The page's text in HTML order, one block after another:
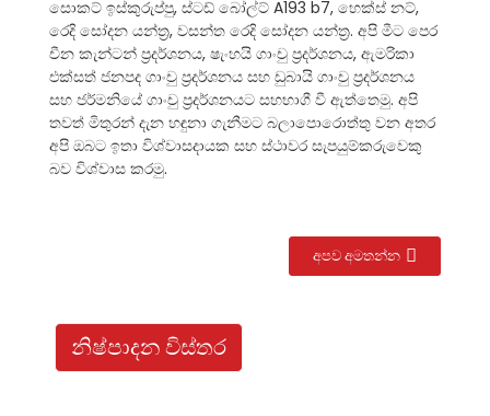
සොකට් ඉස්කුරුප්පු, ස්ටඩ් බෝල්ට් A193 b7, හෙක්ස් නට්,
රෙදි සෝදන යන්ත්‍ර, වසන්ත රෙදි සෝදන යන්ත්‍ර. අපි මීට පෙර
චීන කැන්ටන් ප්‍රදර්ශනය, ෂැංහයි ගාංචු ප්‍රදර්ශනය, ඇමරිකා
එක්සත් ජනපද ගාංචු ප්‍රදර්ශනය සහ ඩුබායි ගාංචු ප්‍රදර්ශනය
සහ ජර්මනියේ ගාංචු ප්‍රදර්ශනයට සහභාගී වී ඇත්තෙමු. අපි
තවත් මිතුරන් දැන හඳුනා ගැනීමට බලාපොරොත්තු වන අතර
අපි ඔබට ඉතා විශ්වාසදායක සහ ස්ථාවර සැපයුම්කරුවෙකු
බව විශ්වාස කරමු.
අපව අමතන්න
නිෂ්පාදන විස්තර